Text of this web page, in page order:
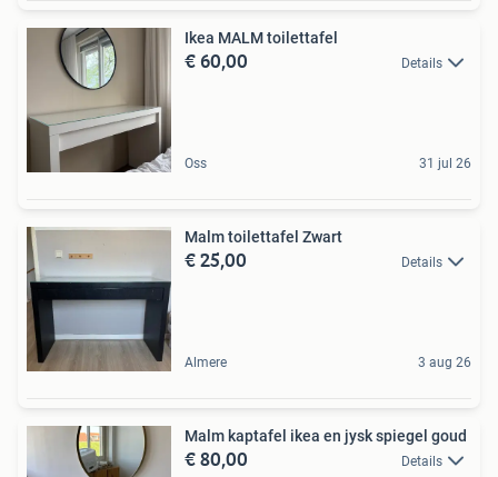
Ikea MALM toilettafel
€ 60,00 Details
Oss 31 jul 26
Malm toilettafel Zwart
€ 25,00 Details
Almere 3 aug 26
Malm kaptafel ikea en jysk spiegel goud
€ 80,00 Details